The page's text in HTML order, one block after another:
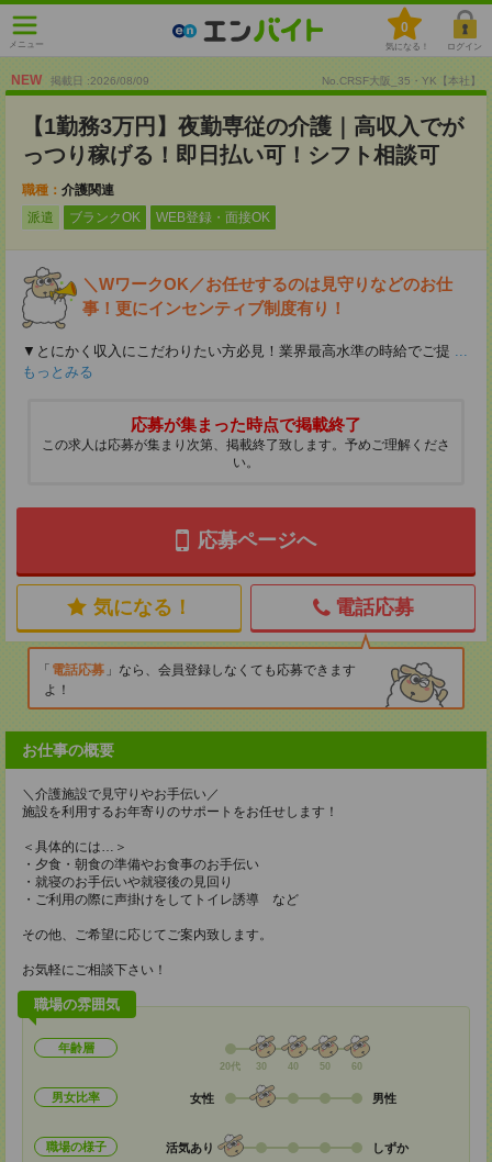
メニュー
0
気になる！ ログイン
NEW 掲載日 :2026/08/09 No.CRSF大阪_35・YK【本社】
【1勤務3万円】夜勤専従の介護｜高収入でが
っつり稼げる！即日払い可！シフト相談可
職種： 介護関連
派遣
ブランクOK WEB登録・面接OK
＼WワークOK／お任せするのは見守りなどのお仕
事！更にインセンティブ制度有り！
▼とにかく収入にこだわりたい方必見！業界最高水準の時給でご提 ...
もっとみる
応募が集まった時点で掲載終了
この求人は応募が集まり次第、掲載終了致します。予めご理解くださ
い。
応募ページへ
気になる！ 電話応募
電話応募
なら、会員登録しなくても応募できます
よ！
お仕事の概要
＼介護施設で見守りやお手伝い／
施設を利用するお年寄りのサポートをお任せします！
＜具体的には…＞
・夕食・朝食の準備やお食事のお手伝い
・就寝のお手伝いや就寝後の見回り
・ご利用の際に声掛けをしてトイレ誘導 など
その他、ご希望に応じてご案内致します。
お気軽にご相談下さい！
職場の雰囲気
年齢層
20代 30 40 50 60
男女比率 女性 男性
職場の様子 活気あり しずか